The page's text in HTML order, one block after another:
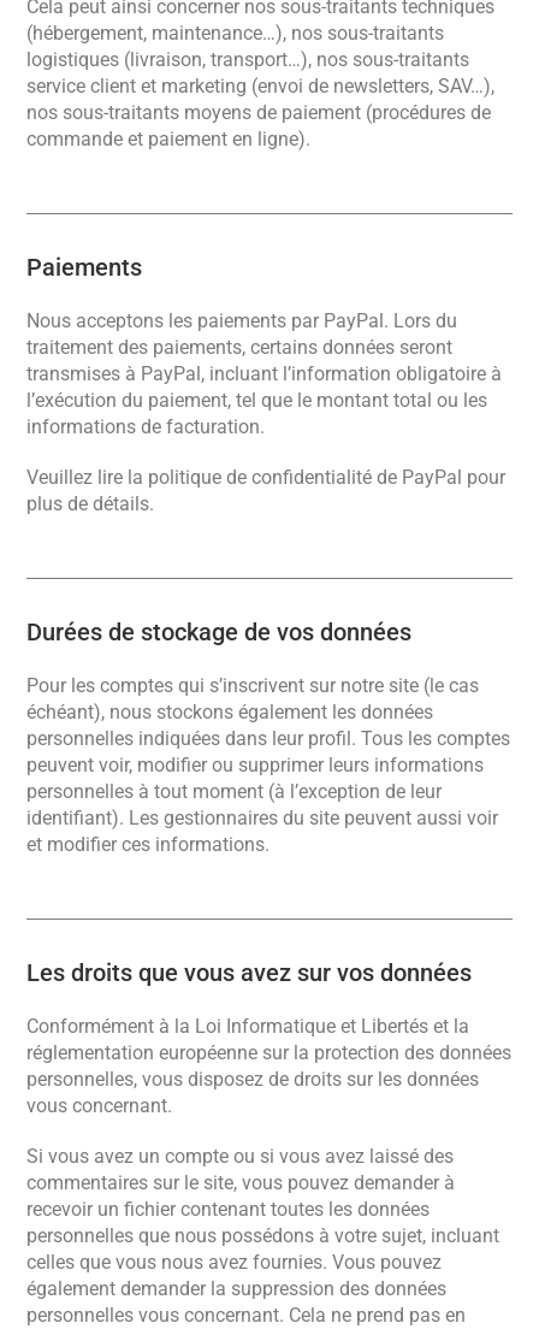
Cela peut ainsi concerner nos sous-traitants techniques
(hébergement, maintenance…), nos sous-traitants
logistiques (livraison, transport…), nos sous-traitants
service client et marketing (envoi de newsletters, SAV…),
nos sous-traitants moyens de paiement (procédures de
commande et paiement en ligne).
Paiements
Nous acceptons les paiements par PayPal. Lors du
traitement des paiements, certains données seront
transmises à PayPal, incluant l’information obligatoire à
l’exécution du paiement, tel que le montant total ou les
informations de facturation.
Veuillez lire la politique de confidentialité de PayPal pour
plus de détails.
Durées de stockage de vos données
Pour les comptes qui s’inscrivent sur notre site (le cas
échéant), nous stockons également les données
personnelles indiquées dans leur profil. Tous les comptes
peuvent voir, modifier ou supprimer leurs informations
personnelles à tout moment (à l’exception de leur
identifiant). Les gestionnaires du site peuvent aussi voir
et modifier ces informations.
Les droits que vous avez sur vos données
Conformément à la Loi Informatique et Libertés et la
réglementation européenne sur la protection des données
personnelles, vous disposez de droits sur les données
vous concernant.
Si vous avez un compte ou si vous avez laissé des
commentaires sur le site, vous pouvez demander à
recevoir un fichier contenant toutes les données
personnelles que nous possédons à votre sujet, incluant
celles que vous nous avez fournies. Vous pouvez
également demander la suppression des données
personnelles vous concernant. Cela ne prend pas en